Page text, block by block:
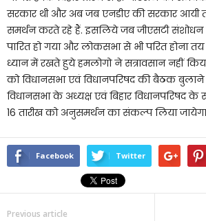
सरकार थी और अब जब एनडीए की सरकार आयी
समर्थन करते रहे हैं. इसलिये जब जीएसटी
पारित हो गया और लोकसभा से भी परित होना तय
ध्यान में रखते हुये हमलोगो ने सत्रावसान नहीं
को विधानसभा एवं विधानपरिषद की बैठक बुलाने
विधानसभा के अध्यक्ष एवं बिहार विधानपरिषद
16 तारीख को अनुसमर्थन का संकल्प लिया
Facebook Twitter
Previous article